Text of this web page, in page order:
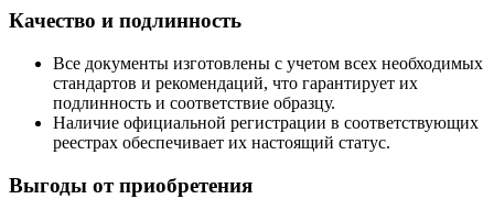
Качество и подлинность
Все документы изготовлены с учетом всех необходимых
стандартов и рекомендаций, что гарантирует их
подлинность и соответствие образцу.
Наличие официальной регистрации в соответствующих
реестрах обеспечивает их настоящий статус.
Выгоды от приобретения